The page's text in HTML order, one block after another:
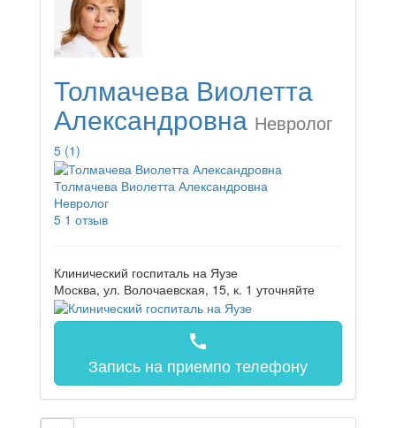
Толмачева Виолетта
Александровна Невролог
5 (1)
Толмачева Виолетта Александровна
Невролог
5 1 отзыв
Клинический госпиталь на Яузе
Москва, ул. Волочаевская, 15, к. 1 уточняйте
call
Запись на приемпо телефону